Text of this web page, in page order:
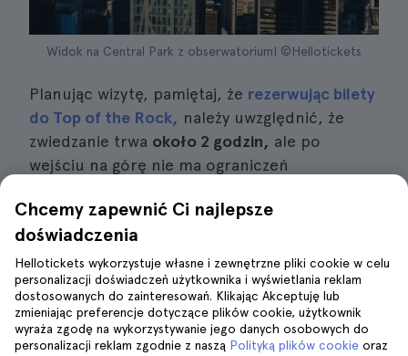
Widok na Central Park z obserwatorium| ©Hellotickets
Planując wizytę, pamiętaj, że rezerwując bilety
do Top of the Rock, należy uwzględnić, że
zwiedzanie trwa około 2 godzin, ale po
wejściu na górę nie ma ograniczeń
chcesz i robić tyle zdjęć, ile tylko zechcesz.
Zarezerwuj bilety VIP do Top of the Rock
Chcemy zapewnić Ci najlepsze
doświadczenia
Hellotickets wykorzystuje własne i zewnętrzne pliki cookie w celu
personalizacji doświadczeń użytkownika i wyświetlania reklam
dostosowanych do zainteresowań. Klikając Akceptuję lub
zmieniając preferencje dotyczące plików cookie, użytkownik
wyraża zgodę na wykorzystywanie jego danych osobowych do
personalizacji reklam zgodnie z naszą Polityką plików cookie oraz